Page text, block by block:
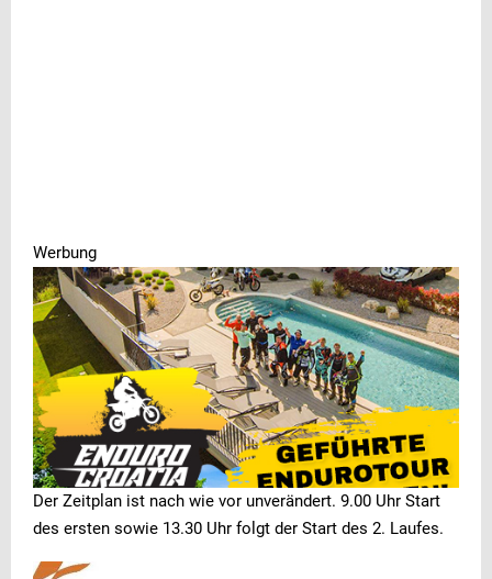
Werbung
Der Zeitplan ist nach wie vor unverändert. 9.00 Uhr Start
des ersten sowie 13.30 Uhr folgt der Start des 2. Laufes.